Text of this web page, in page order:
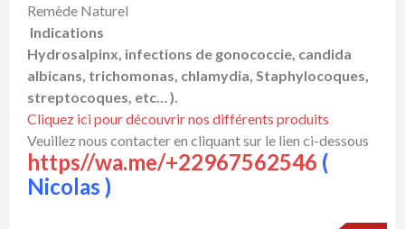
Remède Naturel
Indications
Hydrosalpinx, infections de gonococcie, candida
albicans, trichomonas, chlamydia, Staphylocoques,
streptocoques, etc… ).
Cliquez ici pour découvrir nos différents produits
Veuillez nous contacter en cliquant sur le lien ci-dessous
https//wa.me/+22967562546 (
Nicolas )